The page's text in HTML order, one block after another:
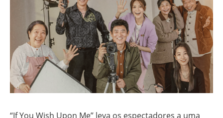
“If You Wish Upon Me” leva os espectadores a uma